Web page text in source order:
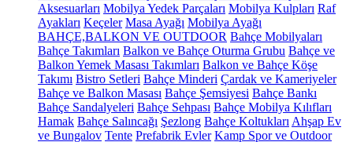
Aksesuarları Mobilya Yedek Parçaları Mobilya Kulpları Raf
Ayakları Keçeler Masa Ayağı Mobilya Ayağı
BAHÇE,BALKON VE OUTDOOR Bahçe Mobilyaları
Bahçe Takımları Balkon ve Bahçe Oturma Grubu Bahçe ve
Balkon Yemek Masası Takımları Balkon ve Bahçe Köşe
Takımı Bistro Setleri Bahçe Minderi Çardak ve Kameriyeler
Bahçe ve Balkon Masası Bahçe Şemsiyesi Bahçe Bankı
Bahçe Sandalyeleri Bahçe Sehpası Bahçe Mobilya Kılıfları
Hamak Bahçe Salıncağı Şezlong Bahçe Koltukları Ahşap Ev
ve Bungalov Tente Prefabrik Evler Kamp Spor ve Outdoor